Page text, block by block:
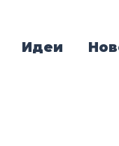
Идеи